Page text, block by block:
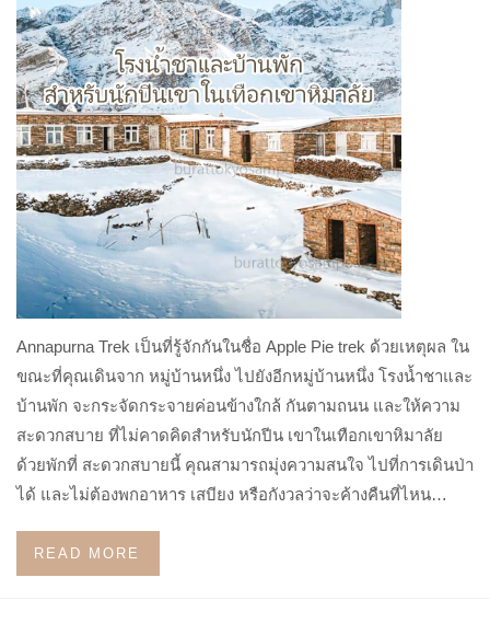
Annapurna Trek เป็นที่รู้จักกันในชื่อ Apple Pie trek ด้วยเหตุผล ใน
ขณะที่คุณเดินจาก หมู่บ้านหนึ่ง ไปยังอีกหมู่บ้านหนึ่ง โรงน้ำชาและ
บ้านพัก จะกระจัดกระจายค่อนข้างใกล้ กันตามถนน และให้ความ
สะดวกสบาย ที่ไม่คาดคิดสำหรับนักปีน เขาในเทือกเขาหิมาลัย
ด้วยพักที่ สะดวกสบายนี้ คุณสามารถมุ่งความสนใจ ไปที่การเดินป่า
ได้ และไม่ต้องพกอาหาร เสบียง หรือกังวลว่าจะค้างคืนที่ไหน…
READ MORE